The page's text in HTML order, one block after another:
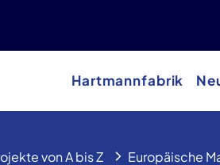
Hartmannfabrik
von A bis Z Europäische